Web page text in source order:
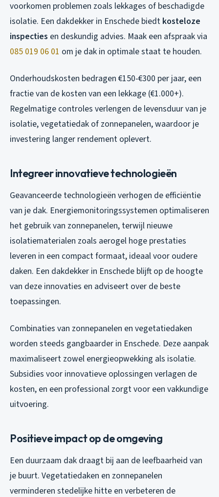
voorkomen problemen zoals lekkages of beschadigde
isolatie. Een dakdekker in Enschede biedt kosteloze
inspecties en deskundig advies. Maak een afspraak via
085 019 06 01 om je dak in optimale staat te houden.
Onderhoudskosten bedragen €150-€300 per jaar, een
fractie van de kosten van een lekkage (€1.000+).
Regelmatige controles verlengen de levensduur van je
isolatie, vegetatiedak of zonnepanelen, waardoor je
investering langer rendement oplevert.
Integreer innovatieve technologieën
Geavanceerde technologieën verhogen de efficiëntie
van je dak. Energiemonitoringssystemen optimaliseren
het gebruik van zonnepanelen, terwijl nieuwe
isolatiematerialen zoals aerogel hoge prestaties
leveren in een compact formaat, ideaal voor oudere
daken. Een dakdekker in Enschede blijft op de hoogte
van deze innovaties en adviseert over de beste
toepassingen.
Combinaties van zonnepanelen en vegetatiedaken
worden steeds gangbaarder in Enschede. Deze aanpak
maximaliseert zowel energieopwekking als isolatie.
Subsidies voor innovatieve oplossingen verlagen de
kosten, en een professional zorgt voor een vakkundige
uitvoering.
Positieve impact op de omgeving
Een duurzaam dak draagt bij aan de leefbaarheid van
je buurt. Vegetatiedaken en zonnepanelen
verminderen stedelijke hitte en verbeteren de